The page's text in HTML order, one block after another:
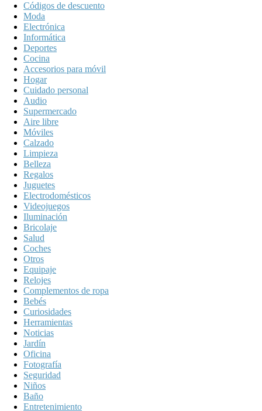
Códigos de descuento
Moda
Electrónica
Informática
Deportes
Cocina
Accesorios para móvil
Hogar
Cuidado personal
Audio
Supermercado
Aire libre
Móviles
Calzado
Limpieza
Belleza
Regalos
Juguetes
Electrodomésticos
Videojuegos
Iluminación
Bricolaje
Salud
Coches
Otros
Equipaje
Relojes
Complementos de ropa
Bebés
Curiosidades
Herramientas
Noticias
Jardín
Oficina
Fotografía
Seguridad
Niños
Baño
Entretenimiento